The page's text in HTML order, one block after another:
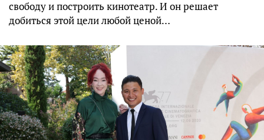
свободу и построить кинотеатр. И он решает
добиться этой цели любой ценой…